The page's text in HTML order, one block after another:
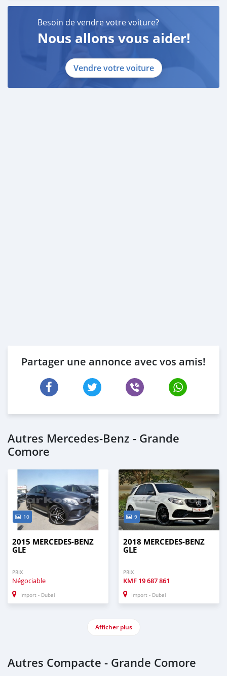
Besoin de vendre votre voiture?
Nous allons vous aider!
Vendre votre voiture
Partager une annonce avec vos amis!
Autres Mercedes-Benz - Grande
Comore
10
2015 MERCEDES-BENZ
GLE
PRIX
Négociable
Import - Dubai
9
2018 MERCEDES-BENZ
GLE
PRIX
KMF 19 687 861
Import - Dubai
Afficher plus
Autres Compacte - Grande Comore